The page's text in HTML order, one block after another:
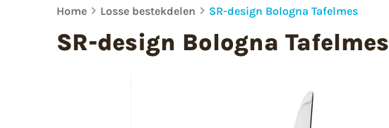
Home Losse bestekdelen SR-design Bologna Tafelmes
SR-design Bologna Tafelmes